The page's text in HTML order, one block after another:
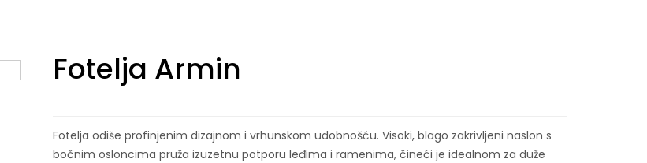
Fotelja Armin
Fotelja odiše profinjenim dizajnom i vrhunskom udobnošću. Visoki, blago zakrivljeni naslon s
bočnim osloncima pruža izuzetnu potporu leđima i ramenima, čineći je idealnom za duže